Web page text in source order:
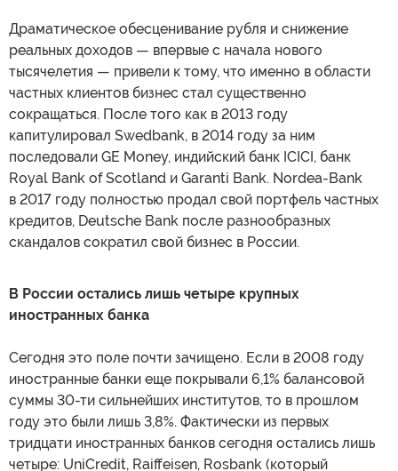
Драматическое обесценивание рубля и снижение
реальных доходов — впервые с начала нового
тысячелетия — привели к тому, что именно в области
частных клиентов бизнес стал существенно
сокращаться. После того как в 2013 году
капитулировал Swedbank, в 2014 году за ним
последовали GE Money, индийский банк ICICI, банк
Royal Bank of Scotland и Garanti Bank. Nordea-Bank
в 2017 году полностью продал свой портфель частных
кредитов, Deutsche Bank после разнообразных
скандалов сократил свой бизнес в России.
В России остались лишь четыре крупных
иностранных банка
Сегодня это поле почти зачищено. Если в 2008 году
иностранные банки еще покрывали 6,1% балансовой
суммы 30-ти сильнейших институтов, то в прошлом
году это были лишь 3,8%. Фактически из первых
тридцати иностранных банков сегодня остались лишь
четыре: UniCredit, Raiffeisen, Rosbank (который